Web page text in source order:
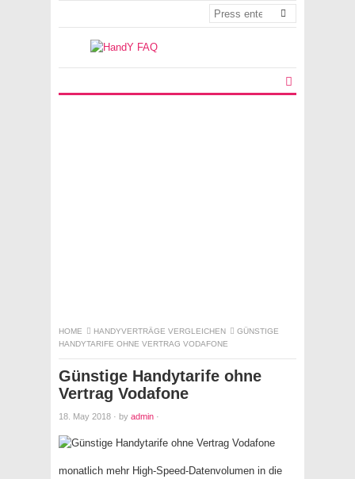
HOME HANDYVERTRÄGE VERGLEICHEN
GÜNSTIGE
HANDYTARIFE OHNE VERTRAG VODAFONE
Günstige Handytarife ohne
Vertrag Vodafone
18. May 2018 · by admin ·
monatlich mehr High-Speed-Datenvolumen in die